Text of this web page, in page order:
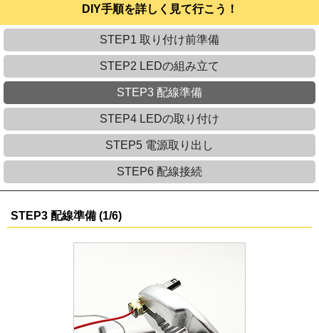
DIY手順を詳しく見て行こう！
STEP1 取り付け前準備
STEP2 LEDの組み立て
STEP3 配線準備
STEP4 LEDの取り付け
STEP5 電源取り出し
STEP6 配線接続
STEP3 配線準備 (1/6)